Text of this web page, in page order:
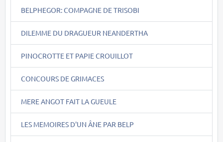
BELPHEGOR: COMPAGNE DE TRISOBI
DILEMME DU DRAGUEUR NEANDERTHA
PINOCROTTE ET PAPIE CROUILLOT
CONCOURS DE GRIMACES
MERE ANGOT FAIT LA GUEULE
LES MEMOIRES D'UN ÂNE PAR BELP